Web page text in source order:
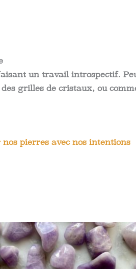
un travail introspectif.
grilles de cristaux, ou
pierres avec nos intentions